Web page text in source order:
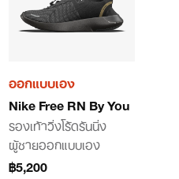
ออกแบบเอง
Nike Free RN By You
รองเท้าวิ่งโร้ดรันนิ่ง
ผู้ชายออกแบบเอง
฿5,200